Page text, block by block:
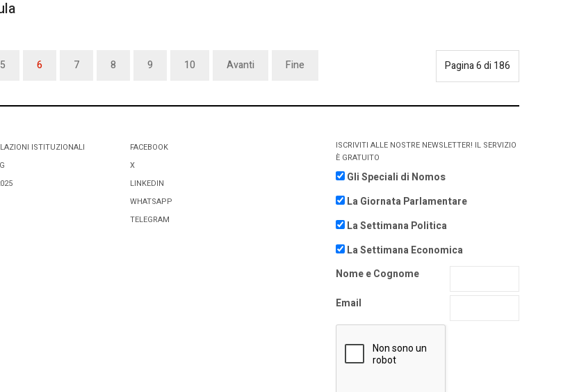
Pagina 6 di 186
5 6 7 8 9 10 Avanti Fine
ISTITUZIONALI
FACEBOOK
X
LINKEDIN
WHATSAPP
TELEGRAM
ISCRIVITI ALLE NOSTRE NEWSLETTER! IL SERVIZIO
È GRATUITO
Gli Speciali di Nomos
La Giornata Parlamentare
La Settimana Politica
La Settimana Economica
Nome e Cognome
Email